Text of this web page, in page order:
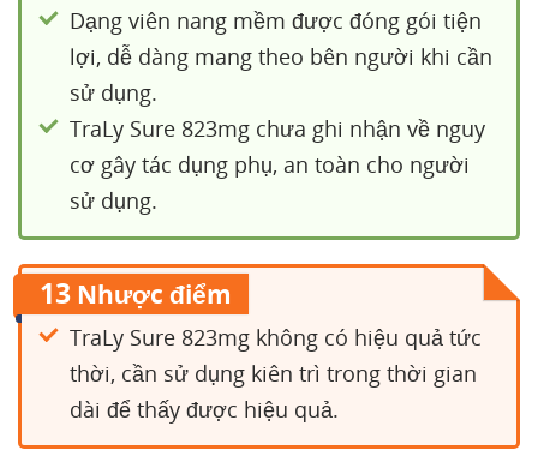
Dạng viên nang mềm được đóng gói tiện
lợi, dễ dàng mang theo bên người khi cần
sử dụng.
TraLy Sure 823mg chưa ghi nhận về nguy
cơ gây tác dụng phụ, an toàn cho người
sử dụng.
13 Nhược điểm
TraLy Sure 823mg không có hiệu quả tức
thời, cần sử dụng kiên trì trong thời gian
dài để thấy được hiệu quả.